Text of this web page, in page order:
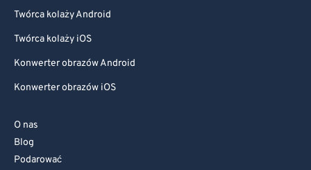
Twórca kolaży Android
Twórca kolaży iOS
Konwerter obrazów Android
Konwerter obrazów iOS
O nas
Blog
Podarować